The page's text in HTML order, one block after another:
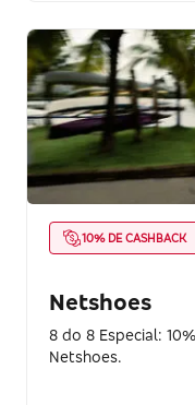
10% DE CASHBACK
Netshoes
8 do 8 Especial:
Netshoes.